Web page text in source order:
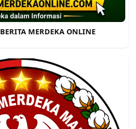
BERITA MERDEKA ONLINE